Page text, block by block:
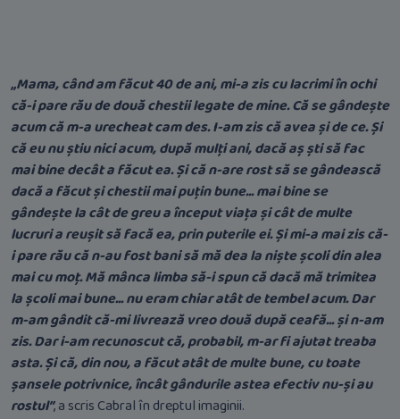
„Mama, când am făcut 40 de ani, mi-a zis cu lacrimi în ochi
că-i pare rău de două chestii legate de mine. Că se gândește
acum că m-a urecheat cam des. I-am zis că avea și de ce. Și
că eu nu știu nici acum, după mulți ani, dacă aș ști să fac
mai bine decât a făcut ea. Și că n-are rost să se gândească
dacă a făcut și chestii mai puțin bune... mai bine se
gândește la cât de greu a început viața și cât de multe
lucruri a reușit să facă ea, prin puterile ei. Și mi-a mai zis că-
i pare rău că n-au fost bani să mă dea la niște școli din alea
mai cu moț. Mă mânca limba să-i spun că dacă mă trimitea
la școli mai bune... nu eram chiar atât de tembel acum. Dar
m-am gândit că-mi livrează vreo două după ceafă... și n-am
zis. Dar i-am recunoscut că, probabil, m-ar fi ajutat treaba
asta. Și că, din nou, a făcut atât de multe bune, cu toate
șansele potrivnice, încât gândurile astea efectiv nu-și au
rostul”, a scris Cabral în dreptul imaginii.